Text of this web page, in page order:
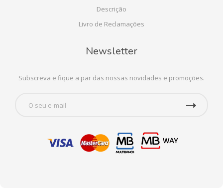
Descrição
Livro de Reclamações
Newsletter
Subscreva e fique a par das nossas novidades e promoções.